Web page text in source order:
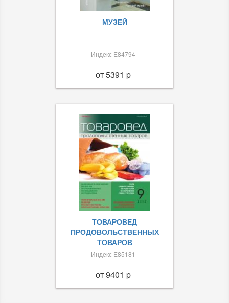
МУЗЕЙ
Индекс Е84794
от 5391 p
ТОВАРОВЕД
ПРОДОВОЛЬСТВЕННЫХ
ТОВАРОВ
Индекс Е85181
от 9401 p